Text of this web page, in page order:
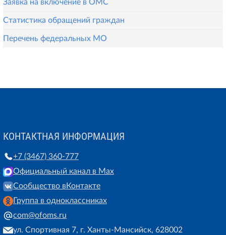
Заявка на включение в ОМС
Статистика обращений граждан
Перечень федеральных МО
КОНТАКТНАЯ ИНФОРМАЦИЯ
+7 (3467) 360-777
Официальный канал в Max
Сообщество вКонтакте
Группа в одноклассниках
com@ofoms.ru
ул. Спортивная 7, г. Ханты-Мансийск, 628002